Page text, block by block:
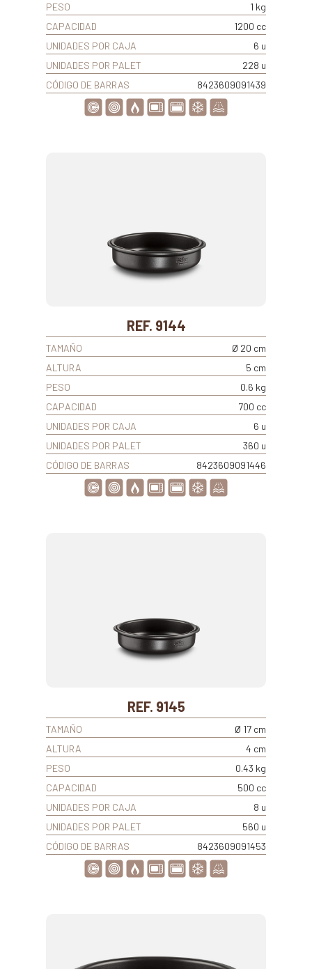
PESO
1 kg
CAPACIDAD
1200 cc
UNIDADES POR CAJA
6 u
UNIDADES POR PALET
228 u
CÓDIGO DE BARRAS
8423609091439
REF. 9144
TAMAÑO
Ø 20 cm
ALTURA
5 cm
PESO
0.6 kg
CAPACIDAD
700 cc
UNIDADES POR CAJA
6 u
UNIDADES POR PALET
360 u
CÓDIGO DE BARRAS
8423609091446
REF. 9145
TAMAÑO
Ø 17 cm
ALTURA
4 cm
PESO
0.43 kg
CAPACIDAD
500 cc
UNIDADES POR CAJA
8 u
UNIDADES POR PALET
560 u
CÓDIGO DE BARRAS
8423609091453